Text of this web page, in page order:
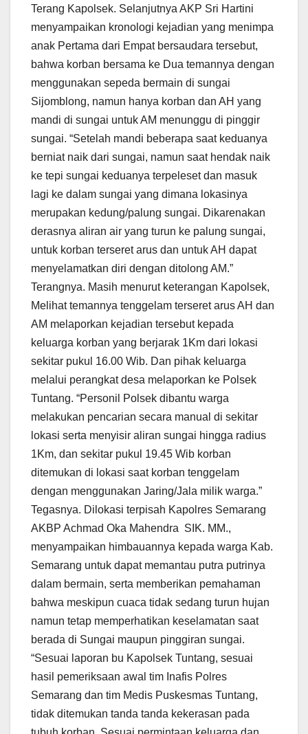
Terang Kapolsek. Selanjutnya AKP Sri Hartini
menyampaikan kronologi kejadian yang menimpa
anak Pertama dari Empat bersaudara tersebut,
bahwa korban bersama ke Dua temannya dengan
menggunakan sepeda bermain di sungai
Sijomblong, namun hanya korban dan AH yang
mandi di sungai untuk AM menunggu di pinggir
sungai. “Setelah mandi beberapa saat keduanya
berniat naik dari sungai, namun saat hendak naik
ke tepi sungai keduanya terpeleset dan masuk
lagi ke dalam sungai yang dimana lokasinya
merupakan kedung/palung sungai. Dikarenakan
derasnya aliran air yang turun ke palung sungai,
untuk korban terseret arus dan untuk AH dapat
menyelamatkan diri dengan ditolong AM.”
Terangnya. Masih menurut keterangan Kapolsek,
Melihat temannya tenggelam terseret arus AH dan
AM melaporkan kejadian tersebut kepada
keluarga korban yang berjarak 1Km dari lokasi
sekitar pukul 16.00 Wib. Dan pihak keluarga
melalui perangkat desa melaporkan ke Polsek
Tuntang. “Personil Polsek dibantu warga
melakukan pencarian secara manual di sekitar
lokasi serta menyisir aliran sungai hingga radius
1Km, dan sekitar pukul 19.45 Wib korban
ditemukan di lokasi saat korban tenggelam
dengan menggunakan Jaring/Jala milik warga.”
Tegasnya. Dilokasi terpisah Kapolres Semarang
AKBP Achmad Oka Mahendra SIK. MM.,
menyampaikan himbauannya kepada warga Kab.
Semarang untuk dapat memantau putra putrinya
dalam bermain, serta memberikan pemahaman
bahwa meskipun cuaca tidak sedang turun hujan
namun tetap memperhatikan keselamatan saat
berada di Sungai maupun pinggiran sungai.
“Sesuai laporan bu Kapolsek Tuntang, sesuai
hasil pemeriksaan awal tim Inafis Polres
Semarang dan tim Medis Puskesmas Tuntang,
tidak ditemukan tanda tanda kekerasan pada